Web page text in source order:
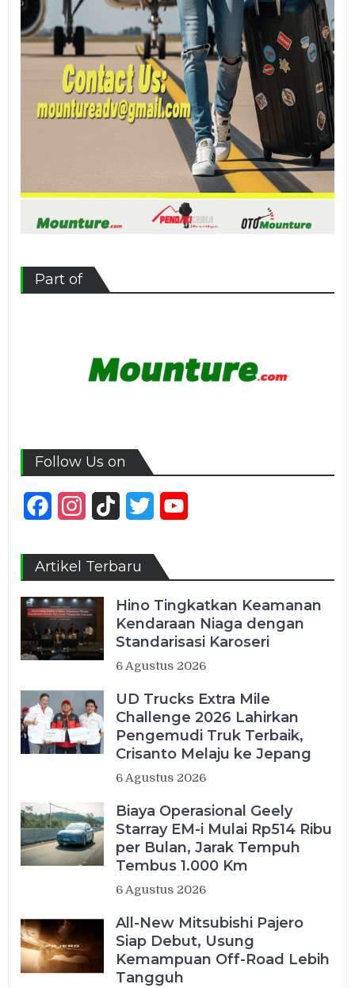
Part of
Follow Us on
FacebookInstagram
TikTok Twitter
Artikel Terbaru
Hino Tingkatkan Keamanan
Kendaraan Niaga dengan
Standarisasi Karoseri
6 Agustus 2026
UD Trucks Extra Mile
Challenge 2026 Lahirkan
Pengemudi Truk Terbaik,
Crisanto Melaju ke Jepang
6 Agustus 2026
Biaya Operasional Geely
Starray EM-i Mulai Rp514 Ribu
per Bulan, Jarak Tempuh
Tembus 1.000 Km
6 Agustus 2026
All-New Mitsubishi Pajero
Siap Debut, Usung
Kemampuan Off-Road Lebih
Tangguh